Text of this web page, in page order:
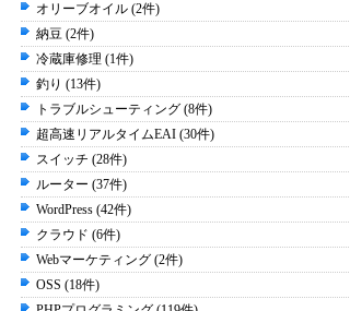
オリーブオイル (2件)
納豆 (2件)
冷蔵庫修理 (1件)
釣り (13件)
トラブルシューティング (8件)
超高速リアルタイムEAI (30件)
スイッチ (28件)
ルーター (37件)
WordPress (42件)
クラウド (6件)
Webマーケティング (2件)
OSS (18件)